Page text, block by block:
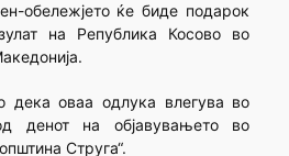
обележјето ќе биде подарок
на Република Косово во
дека оваа одлука влегува во
денот на објавувањето во
Струга“.